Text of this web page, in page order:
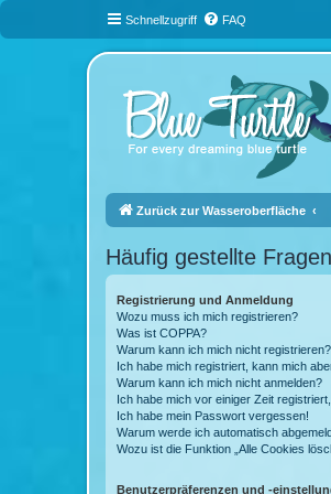
Schnellzugriff FAQ
Zurück zur Wasseroberfläche
Häufig gestellte Fragen
Registrierung und Anmeldung
Wozu muss ich mich registrieren?
Was ist COPPA?
Warum kann ich mich nicht registrieren?
Ich habe mich registriert, kann mich
Warum kann ich mich nicht anmelden?
Ich habe mich vor einiger Zeit
Ich habe mein Passwort vergessen!
Warum werde ich automatisch
Wozu ist die Funktion „Alle Cookies
Benutzerpräferenzen und -